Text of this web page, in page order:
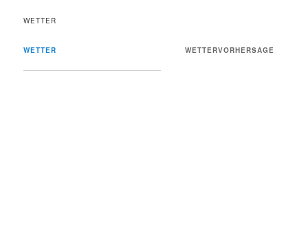
WETTER
WETTER WETTERVORHERSAGE